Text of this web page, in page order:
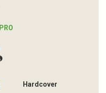
PRO
Hardcover